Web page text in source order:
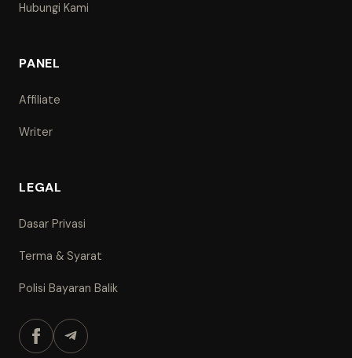
Hubungi Kami
PANEL
Affiliate
Writer
LEGAL
Dasar Privasi
Terma & Syarat
Polisi Bayaran Balik